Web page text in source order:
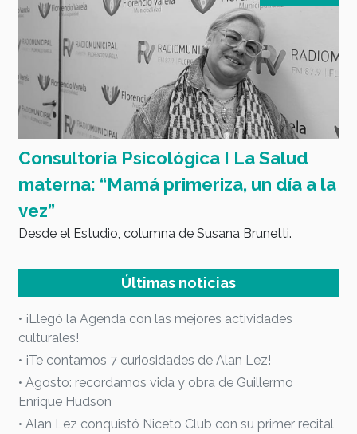
Consultoría Psicológica I La Salud
materna: “Mamá primeriza, un día a la
vez”
Desde el Estudio, columna de Susana Brunetti.
Últimas noticias
• ¡Llegó la Agenda con las mejores actividades
culturales!
• ¡Te contamos 7 curiosidades de Alan Lez!
• Agosto: recordamos vida y obra de Guillermo
Enrique Hudson
• Alan Lez conquistó Niceto Club con su primer recital